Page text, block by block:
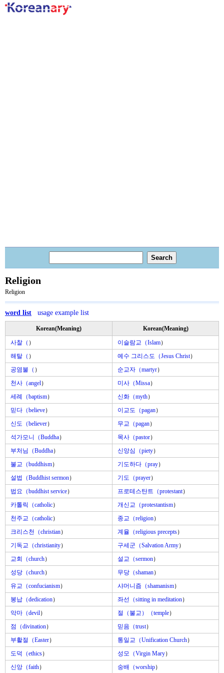
Religion
Religion
word list usage example list
Korean(Meaning)
Korean(Meaning)
사찰（ ） 이슬람교（Islam）
해탈（ ） 예수 그리스도（Jesus Christ）
공염불（ ） 순교자（martyr）
천사（angel） 미사（Missa）
세례（baptism） 신화（myth）
믿다（believe） 이교도（pagan）
신도（believer） 무교（pagan）
석가모니（Buddha） 목사（pastor）
부처님（Buddha） 신앙심（piety）
불교（buddhism） 기도하다（pray）
설법（Buddhist sermon） 기도（prayer）
법요（buddhist service） 프로테스탄트（protestant）
카톨릭（catholic） 개신교（protestantism）
천주교（catholic） 종교（religion）
크리스천（christian） 계율（religious precepts）
기독교（christianity） 구세군（Salvation Army）
교회（church） 설교（sermon）
성당（church） 무당（shaman）
유교（confucianism） 샤머니즘（shamanism）
봉납（dedication） 좌선（sitting in meditation）
악마（devil） 절（불교）（temple）
점（divination） 믿음（trust）
부활절（Easter） 통일교（Unification Church）
도덕（ethics） 성모（Virgin Mary）
신앙（faith） 숭배（worship）